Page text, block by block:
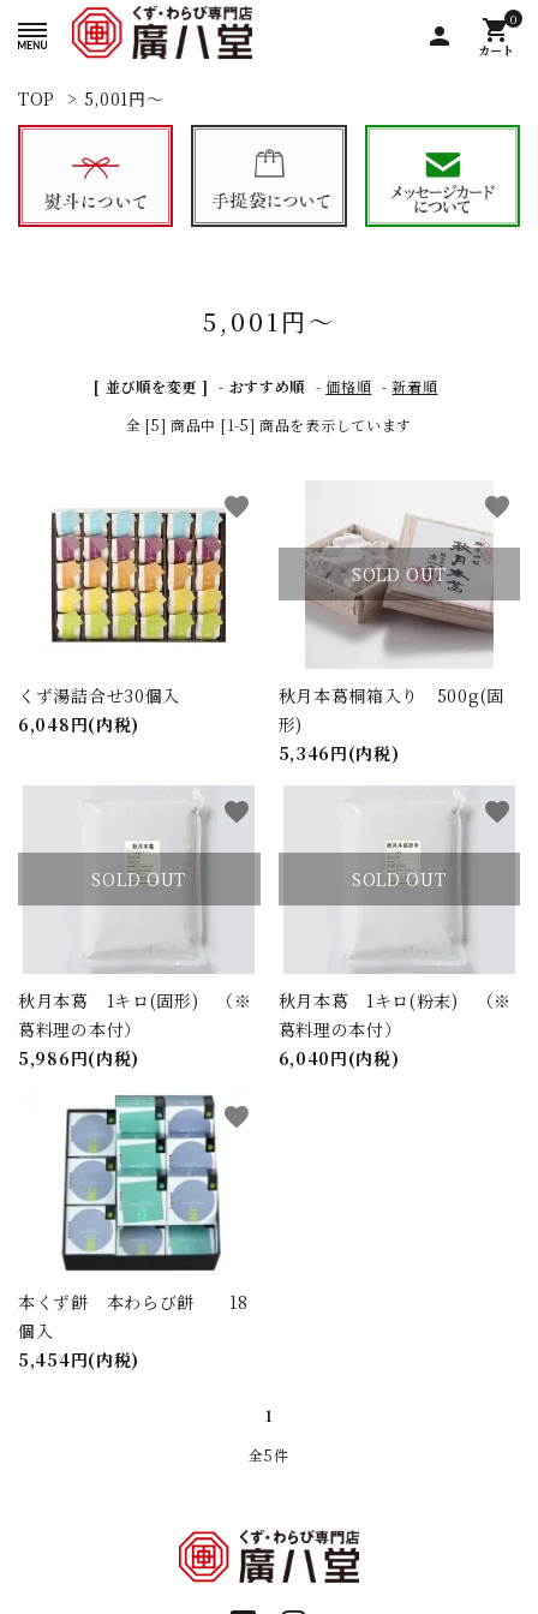
person
0
shopping_cart
カート
TOP > 5,001円～
5,001円～
[ 並び順を変更 ] - おすすめ順 -価格順 -新着順
全 [5] 商品中 [1-5] 商品を表示しています
くず湯詰合せ30個入
6,048円(内税)
favorite
SOLD OUT
秋月本葛桐箱入り 500g(固
形)
5,346円(内税)
favorite
SOLD OUT
秋月本葛 1キロ(固形) （※
葛料理の本付）
5,986円(内税)
favorite
SOLD OUT
秋月本葛 1キロ(粉末) （※
葛料理の本付）
6,040円(内税)
favorite
本くず餅 本わらび餅 18
個入
5,454円(内税)
favorite
1
全5件
キーワード
カテゴリー
検索する
close